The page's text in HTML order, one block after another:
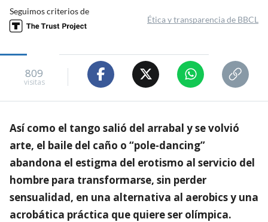
Seguimos criterios de
Ética y transparencia de BBCL
809
visitas
Así como el tango salió del arrabal y se volvió
arte, el baile del caño o “pole-dancing”
abandona el estigma del erotismo al servicio del
hombre para transformarse, sin perder
sensualidad, en una alternativa al aerobics y una
acrobática práctica que quiere ser olímpica.